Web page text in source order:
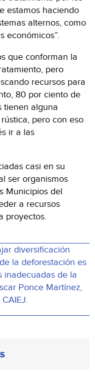
estamos haciendo
alternos, como
económicos”.
que conforman la
pero
recursos para
80 por ciento de
tienen alguna
pero con eso
ir a las
casi en su
ser organismos
Municipios del
a recursos
proyectos.
diversificación
la deforestación es
inadecuadas de la
Ponce Martínez,